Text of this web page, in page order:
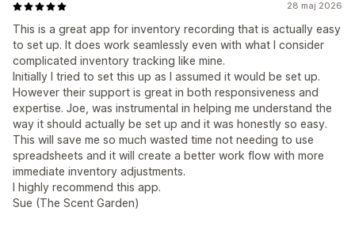
28 maj 2026
This is a great app for inventory recording that is actually easy
to set up. It does work seamlessly even with what I consider
complicated inventory tracking like mine.
Initially I tried to set this up as I assumed it would be set up.
However their support is great in both responsiveness and
expertise. Joe, was instrumental in helping me understand the
way it should actually be set up and it was honestly so easy.
This will save me so much wasted time not needing to use
spreadsheets and it will create a better work flow with more
immediate inventory adjustments.
I highly recommend this app.
Sue (The Scent Garden)